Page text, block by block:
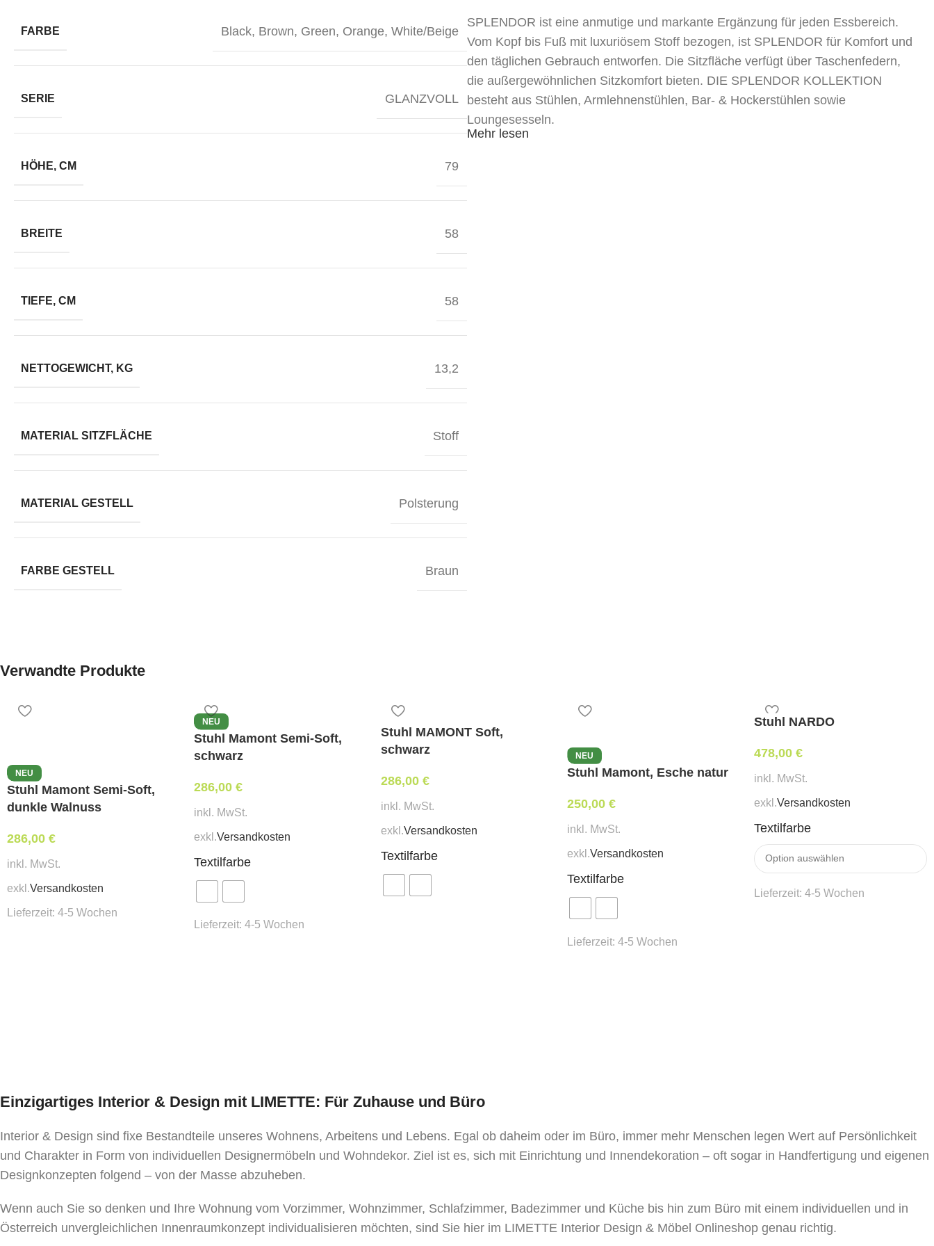
FARBE Black, Brown, Green, Orange, White/Beige
SERIE GLANZVOLL
HÖHE, CM 79
BREITE 58
TIEFE, CM 58
NETTOGEWICHT, KG 13,2
MATERIAL SITZFLÄCHE Stoff
MATERIAL GESTELL Polsterung
FARBE GESTELL Braun
SPLENDOR ist eine anmutige und markante Ergänzung für jeden Essbereich.
Vom Kopf bis Fuß mit luxuriösem Stoff bezogen, ist SPLENDOR für Komfort und
den täglichen Gebrauch entworfen. Die Sitzfläche verfügt über Taschenfedern,
die außergewöhnlichen Sitzkomfort bieten. DIE SPLENDOR KOLLEKTION
besteht aus Stühlen, Armlehnenstühlen, Bar- & Hockerstühlen sowie
Loungesesseln.
Mehr lesen
Verwandte Produkte
NEU
Stuhl Mamont Semi-Soft,
dunkle Walnuss
286,00 €
inkl. MwSt.
exkl.Versandkosten
Lieferzeit: 4-5 Wochen
NEU
Stuhl Mamont Semi-Soft,
schwarz
286,00 €
inkl. MwSt.
exkl.Versandkosten
Textilfarbe
Lieferzeit: 4-5 Wochen
Stuhl MAMONT Soft,
schwarz
286,00 €
inkl. MwSt.
exkl.Versandkosten
Textilfarbe
NEU
Stuhl Mamont, Esche natur
250,00€
inkl. MwSt.
exkl.Versandkosten
Textilfarbe
Lieferzeit:4-5 Wochen
Stuhl NARDO
478,00€
inkl. MwSt.
exkl.Versandkosten
Textilfarbe
Lieferzeit:4-5 Wochen
Einzigartiges Interior & Design mit LIMETTE: Für Zuhause und Büro
Interior & Design sind fixe Bestandteile unseres Wohnens, Arbeitens und Lebens. Egal ob daheim oder im Büro, immer mehr Menschen legen Wert auf Persönlichkeit
und Charakter in Form von individuellen Designermöbeln und Wohndekor. Ziel ist es, sich mit Einrichtung und Innendekoration – oft sogar in Handfertigung und eigenen
Designkonzepten folgend – von der Masse abzuheben.
Wenn auch Sie so denken und Ihre Wohnung vom Vorzimmer, Wohnzimmer, Schlafzimmer, Badezimmer und Küche bis hin zum Büro mit einem individuellen und in
Österreich unvergleichlichen Innenraumkonzept individualisieren möchten, sind Sie hier im LIMETTE Interior Design & Möbel Onlineshop genau richtig.